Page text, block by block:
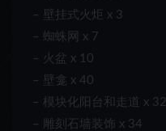
– 壁挂式火炬 x 3
– 蜘蛛网 x 7
– 火盆 x 10
– 壁龛 x 40
– 模块化阳台和走道 x 32
– 雕刻石墙装饰 x 34